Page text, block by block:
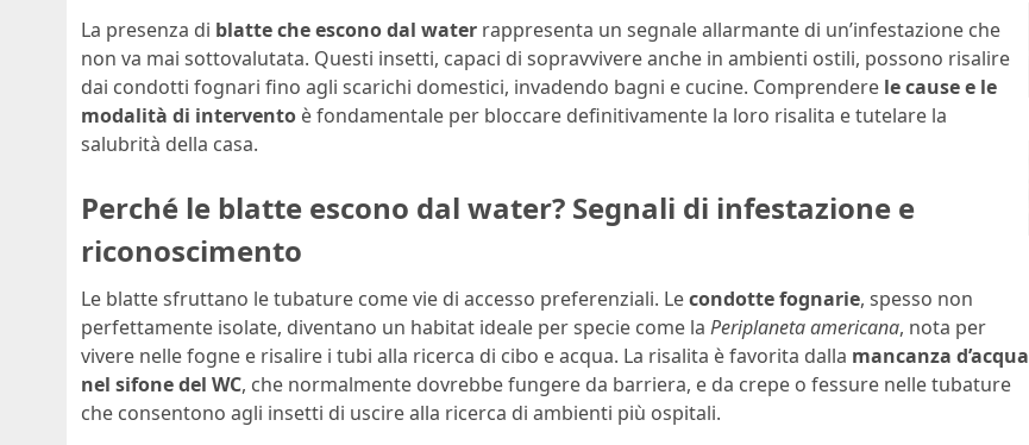
La presenza di blatte che escono dal water rappresenta un segnale allarmante di un’infestazione che
non va mai sottovalutata. Questi insetti, capaci di sopravvivere anche in ambienti ostili, possono risalire
dai condotti fognari fino agli scarichi domestici, invadendo bagni e cucine. Comprendere le cause e le
modalità di intervento è fondamentale per bloccare definitivamente la loro risalita e tutelare la
salubrità della casa.
Perché le blatte escono dal water? Segnali di infestazione e
riconoscimento
Le blatte sfruttano le tubature come vie di accesso preferenziali. Lecondotte fognarie, spesso non
perfettamente isolate, diventano un habitat ideale per specie come la Periplaneta americana, nota per
vivere nelle fogne e risalire i tubi alla ricerca di cibo e acqua. La risalita è favorita dalla mancanza d’acqua
nel sifone del WC, che normalmente dovrebbe fungere da barriera, e da crepe o fessure nelle tubature
che consentono agli insetti di uscire alla ricerca di ambienti più ospitali.